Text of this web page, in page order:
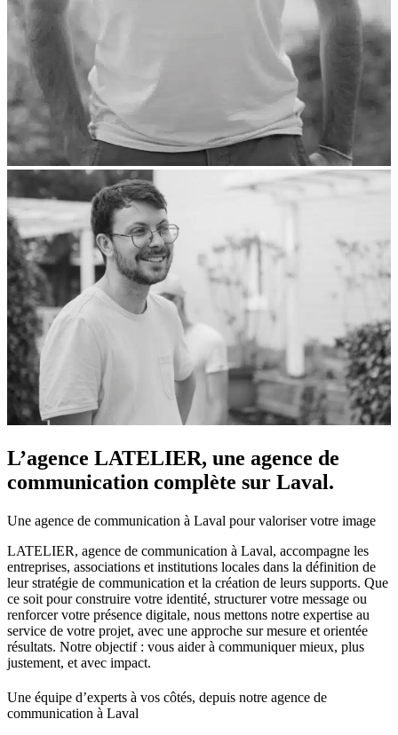
L’agence LATELIER, une agence de
communication complète sur Laval.
Une agence de communication à Laval pour valoriser votre image
LATELIER, agence de communication à Laval, accompagne les
entreprises, associations et institutions locales dans la définition de
leur stratégie de communication et la création de leurs supports. Que
ce soit pour construire votre identité, structurer votre message ou
renforcer votre présence digitale, nous mettons notre expertise au
service de votre projet, avec une approche sur mesure et orientée
résultats. Notre objectif : vous aider à communiquer mieux, plus
justement, et avec impact.
Une équipe d’experts à vos côtés, depuis notre agence de
communication à Laval